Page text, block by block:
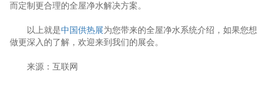
而定制更合理的全屋净水解决方案。
以上就是中国供热展为您带来的全屋净水系统介绍，如果您想
做更深入的了解，欢迎来到我们的展会。
来源：互联网